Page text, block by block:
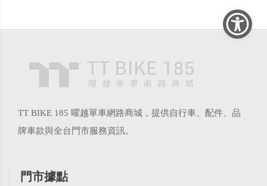
TT BIKE 185 曜越單車網路商城，提供自行車、配件、品
牌車款與全台門市服務資訊。
門市據點